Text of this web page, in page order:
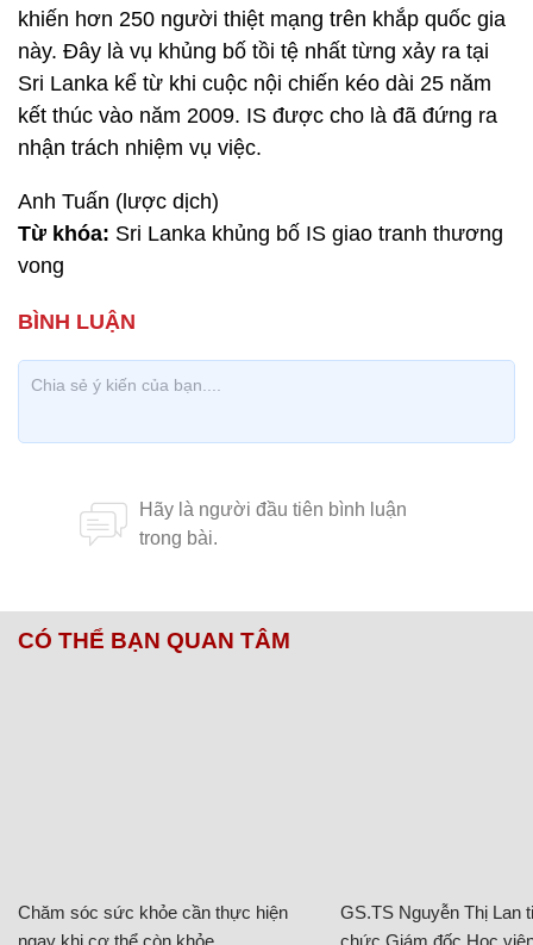
khiến hơn 250 người thiệt mạng trên khắp quốc gia
này. Đây là vụ khủng bố tồi tệ nhất từng xảy ra tại
Sri Lanka kể từ khi cuộc nội chiến kéo dài 25 năm
kết thúc vào năm 2009. IS được cho là đã đứng ra
nhận trách nhiệm vụ việc.
Anh Tuấn (lược dịch)
Từ khóa: Sri Lanka khủng bố IS giao tranh thương
vong
CÓ THỂ BẠN QUAN TÂM
Chăm sóc sức khỏe cần thực hiện
GS.TS Nguyễn Thị Lan